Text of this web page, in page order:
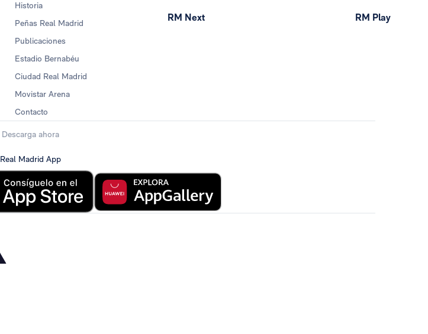
Historia
Peñas Real Madrid
Publicaciones
Estadio Bernabéu
Ciudad Real Madrid
Movistar Arena
Contacto
RM Next RM Play
Descarga ahora
Real Madrid App